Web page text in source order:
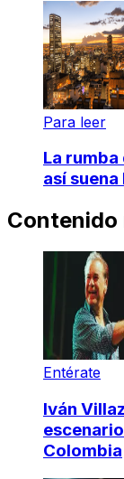
Para leer
La rumba
así
Contenido
Entérate
Iván
Colombia